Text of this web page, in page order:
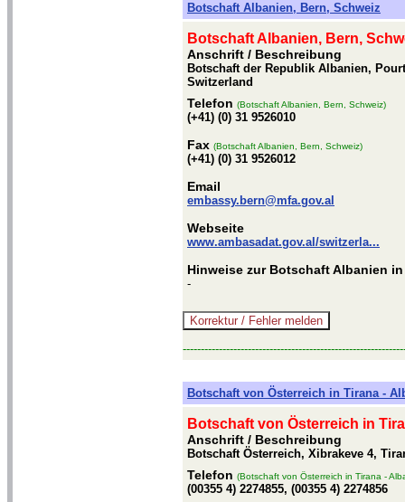
Botschaft Albanien, Bern, Schweiz
Botschaft Albanien, Bern,
Anschrift / Beschreibung
Botschaft der Republik Albanien,
Switzerland
Telefon (Botschaft Albanien, Bern, Schweiz)
(+41) (0) 31 9526010
Fax (Botschaft Albanien, Bern, Schweiz)
(+41) (0) 31 9526012
Email
embassy.bern@mfa.gov.al
Webseite
www.ambasadat.gov.al/switzerla...
Hinweise zur Botschaft Albanien
-
Botschaft von Österreich in Tirana -
Botschaft von Österreich in
Anschrift / Beschreibung
Botschaft Österreich, Xibrakeve 4,
Telefon (Botschaft von Österreich in Tirana -
(00355 4) 2274855, (00355 4) 2274856